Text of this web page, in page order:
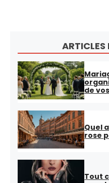
ARTICLES
de
Quel
rose
Tout